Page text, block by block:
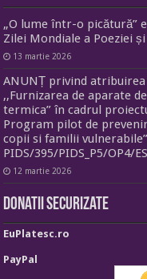
„O lume într-o picătură”
Zilei Mondiale a Poeziei
13 martie 2026
ANUNȚ privind
,,Furnizarea de aparate
termica” în cadrul
Program pilot de
copii si familii
PIDS/395/PIDS_P5/OP4/
12 martie 2026
Donatii securizate
EuPlatesc.ro
PayPal